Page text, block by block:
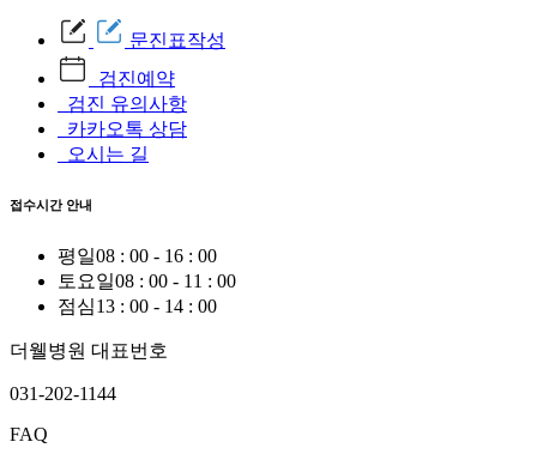
문진표작성
검진예약
검진 유의사항
카카오톡 상담
오시는 길
접수시간 안내
평일08 : 00 - 16 : 00
토요일08 : 00 - 11 : 00
점심13 : 00 - 14 : 00
더웰병원 대표번호
031-202-1144
FAQ